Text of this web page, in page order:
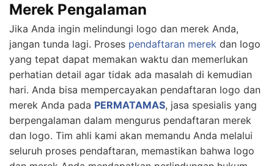
Merek Pengalaman
Jika Anda ingin melindungi logo dan merek Anda,
jangan tunda lagi. Proses pendaftaran merek dan logo
yang tepat dapat memakan waktu dan memerlukan
perhatian detail agar tidak ada masalah di kemudian
hari. Anda bisa mempercayakan pendaftaran logo dan
merek Anda pada PERMATAMAS, jasa spesialis yang
berpengalaman dalam mengurus pendaftaran merek
dan logo. Tim ahli kami akan memandu Anda melalui
seluruh proses pendaftaran, memastikan bahwa logo